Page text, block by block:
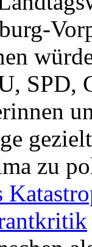
SPD,
zu